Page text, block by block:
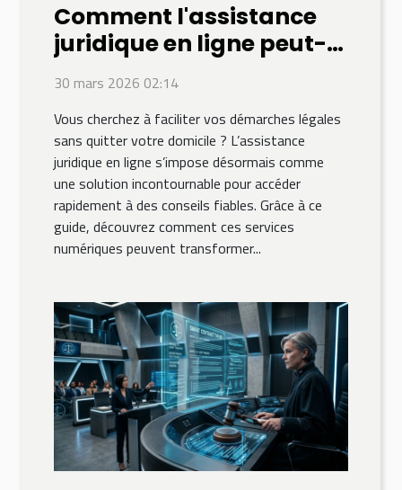
Comment l'assistance
juridique en ligne peut-
elle simplifier vos
démarches légales ?
30 mars 2026 02:14
Vous cherchez à faciliter vos démarches légales
sans quitter votre domicile ? L’assistance
juridique en ligne s’impose désormais comme
une solution incontournable pour accéder
rapidement à des conseils fiables. Grâce à ce
guide, découvrez comment ces services
numériques peuvent transformer...